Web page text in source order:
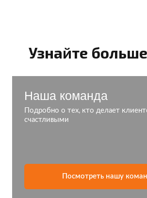
Узнайте
Наша команда
Подробно о тех, кто делает
счастливыми
Посмотреть нашу